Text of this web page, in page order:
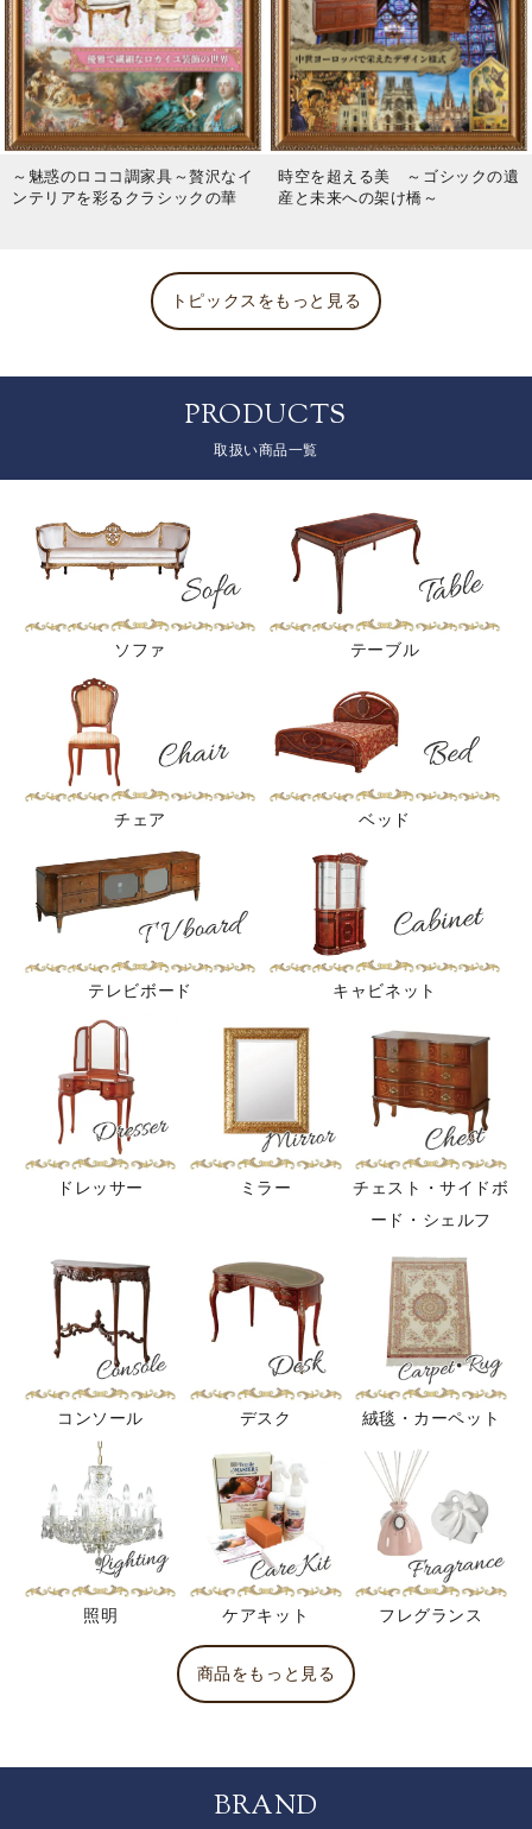
～魅惑のロココ調家具～贅沢なイ
ンテリアを彩るクラシックの華
時空を超える美 ～ゴシックの遺
産と未来への架け橋～
トピックスをもっと見る
PRODUCTS
取扱い商品一覧
ソファ テーブル
チェア ベッド
テレビボード キャビネット
ドレッサー ミラー
チェスト・サイドボ
ード・シェルフ
コンソール デスク 絨毯・カーペット
照明 ケアキット フレグランス
商品をもっと見る
BRAND